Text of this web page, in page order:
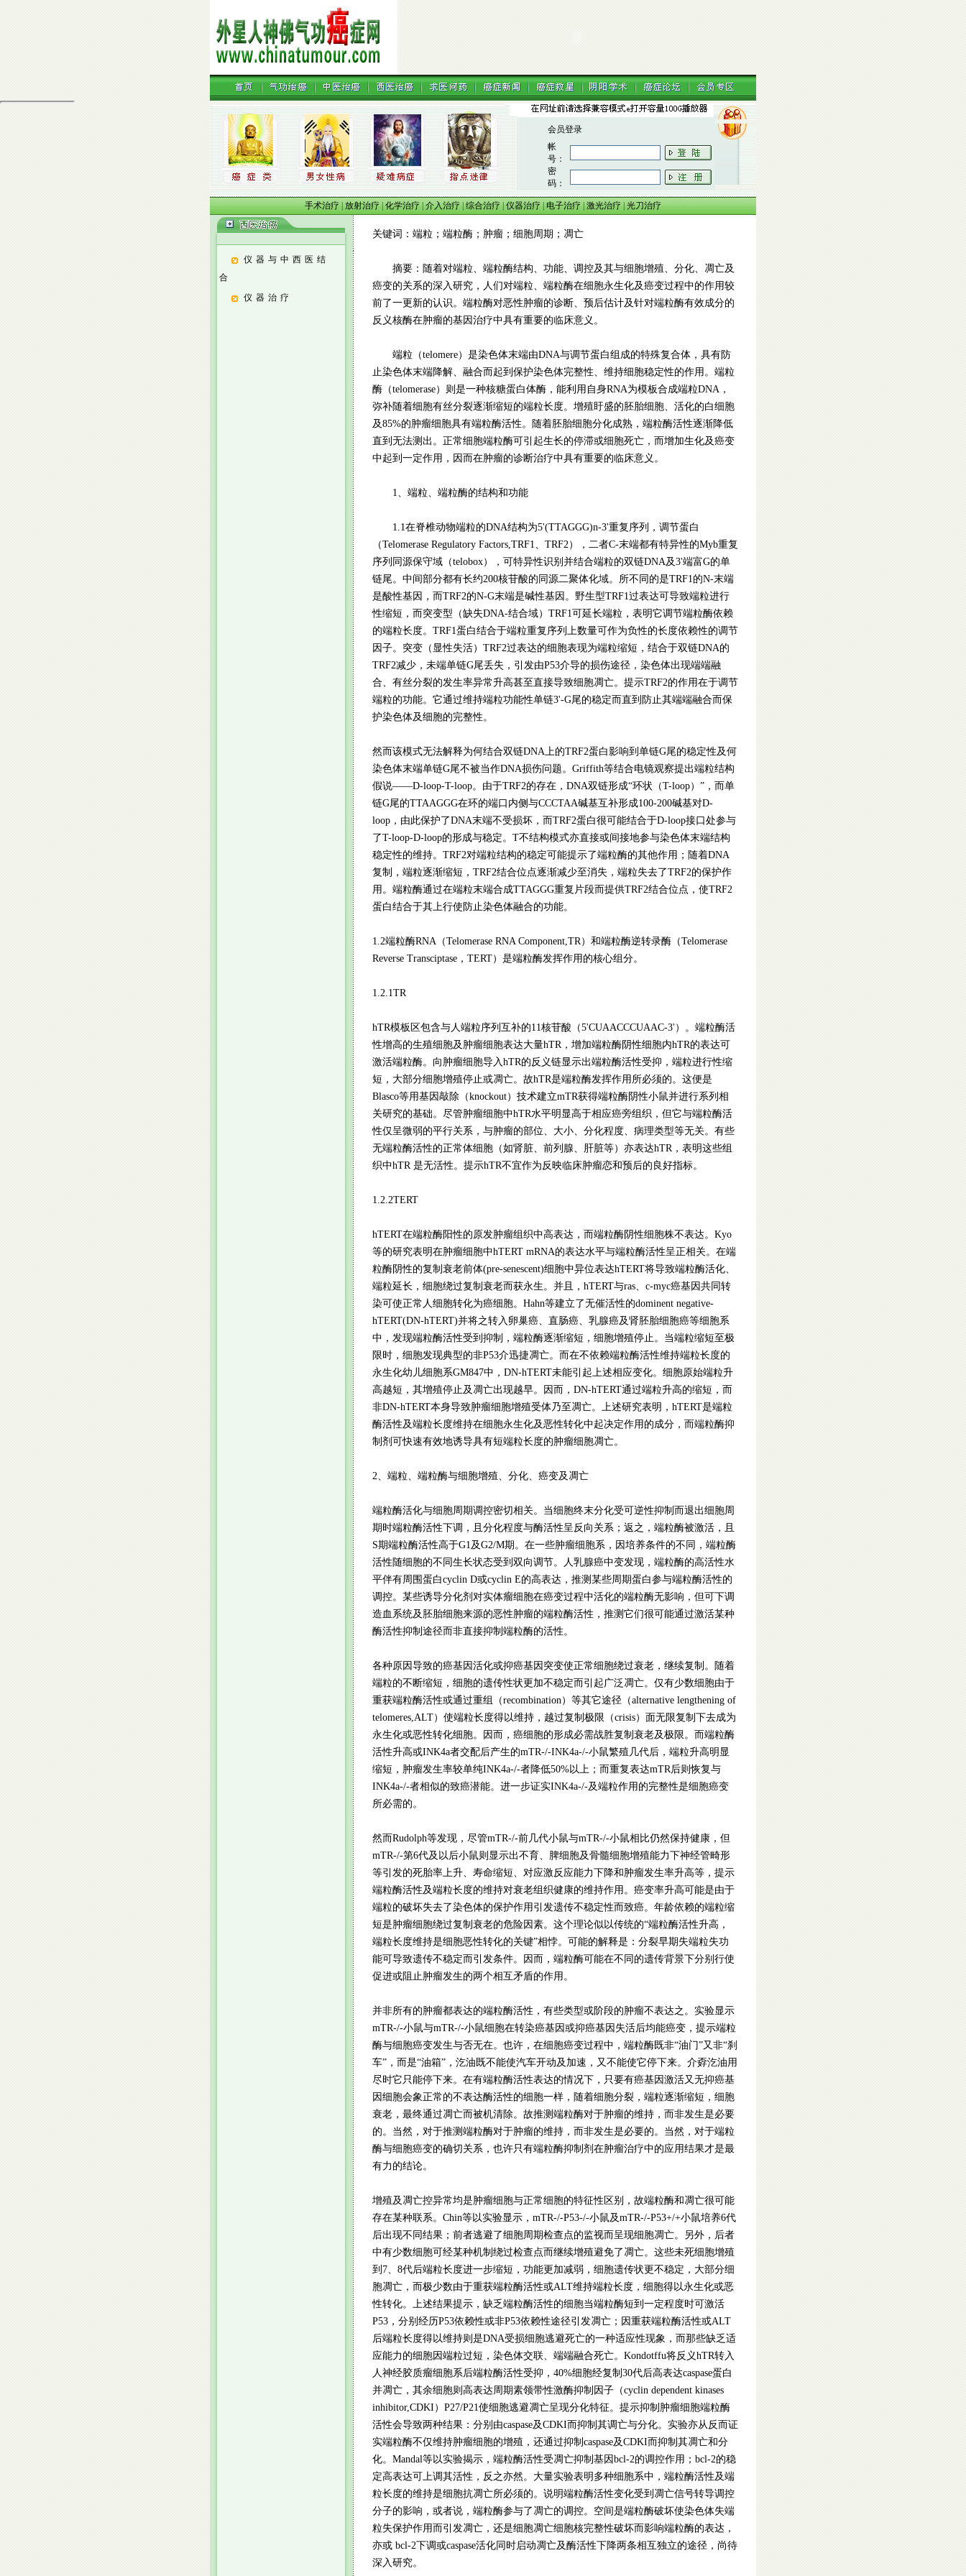
手术治疗|放射治疗|化学治疗|介入治疗|综合治疗|仪器治疗|电子治疗|激光治疗|光刀治疗
仪器与中西医结
合
仪器治疗
关键词：端粒；端粒酶；肿瘤；细胞周期；凋亡
摘要：随着对端粒、端粒酶结构、功能、调控及其与细胞增殖、分化、凋亡及
癌变的关系的深入研究，人们对端粒、端粒酶在细胞永生化及癌变过程中的作用较
前了一更新的认识。端粒酶对恶性肿瘤的诊断、预后估计及针对端粒酶有效成分的
反义核酶在肿瘤的基因治疗中具有重要的临床意义。
端粒（telomere）是染色体末端由DNA与调节蛋白组成的特殊复合体，具有防
止染色体末端降解、融合而起到保护染色体完整性、维持细胞稳定性的作用。端粒
酶（telomerase）则是一种核糖蛋白体酶，能利用自身RNA为模板合成端粒DNA，
弥补随着细胞有丝分裂逐渐缩短的端粒长度。增殖盱盛的胚胎细胞、活化的白细胞
及85%的肿瘤细胞具有端粒酶活性。随着胚胎细胞分化成熟，端粒酶活性逐渐降低
直到无法测出。正常细胞端粒酶可引起生长的停滞或细胞死亡，而增加生化及癌变
中起到一定作用，因而在肿瘤的诊断治疗中具有重要的临床意义。
1、端粒、端粒酶的结构和功能
1.1在脊椎动物端粒的DNA结构为5'(TTAGGG)n-3'重复序列，调节蛋白
（Telomerase Regulatory Factors,TRF1、TRF2），二者C-末端都有特异性的Myb重复
序列同源保守域（telobox），可特异性识别并结合端粒的双链DNA及3'端富G的单
链尾。中间部分都有长约200核苷酸的同源二聚体化域。所不同的是TRF1的N-末端
是酸性基因，而TRF2的N-G末端是碱性基因。野生型TRF1过表达可导致端粒进行
性缩短，而突变型（缺失DNA-结合域）TRF1可延长端粒，表明它调节端粒酶依赖
的端粒长度。TRF1蛋白结合于端粒重复序列上数量可作为负性的长度依赖性的调节
因子。突变（显性失活）TRF2过表达的细胞表现为端粒缩短，结合于双链DNA的
TRF2减少，未端单链G尾丢失，引发由P53介导的损伤途径，染色体出现端端融
合、有丝分裂的发生率异常升高甚至直接导致细胞凋亡。提示TRF2的作用在于调节
端粒的功能。它通过维持端粒功能性单链3'-G尾的稳定而直到防止其端端融合而保
护染色体及细胞的完整性。
然而该模式无法解释为何结合双链DNA上的TRF2蛋白影响到单链G尾的稳定性及何
染色体末端单链G尾不被当作DNA损伤问题。Griffith等结合电镜观察提出端粒结构
假说——D-loop-T-loop。由于TRF2的存在，DNA双链形成“环状（T-loop）”，而单
链G尾的TTAAGGG在环的端口内侧与CCCTAA碱基互补形成100-200碱基对D-
loop，由此保护了DNA末端不受损坏，而TRF2蛋白很可能结合于D-loop接口处参与
了T-loop-D-loop的形成与稳定。T不结构模式亦直接或间接地参与染色体末端结构
稳定性的维持。TRF2对端粒结构的稳定可能提示了端粒酶的其他作用；随着DNA
复制，端粒逐渐缩短，TRF2结合位点逐渐减少至消失，端粒失去了TRF2的保护作
用。端粒酶通过在端粒末端合成TTAGGG重复片段而提供TRF2结合位点，使TRF2
蛋白结合于其上行使防止染色体融合的功能。
1.2端粒酶RNA（Telomerase RNA Component,TR）和端粒酶逆转录酶（Telomerase
Reverse Transciptase，TERT）是端粒酶发挥作用的核心组分。
1.2.1TR
hTR模板区包含与人端粒序列互补的11核苷酸（5'CUAACCCUAAC-3'）。端粒酶活
性增高的生殖细胞及肿瘤细胞表达大量hTR，增加端粒酶阴性细胞内hTR的表达可
激活端粒酶。向肿瘤细胞导入hTR的反义链显示出端粒酶活性受抑，端粒进行性缩
短，大部分细胞增殖停止或凋亡。故hTR是端粒酶发挥作用所必须的。这便是
Blasco等用基因敲除（knockout）技术建立mTR获得端粒酶阴性小鼠并进行系列相
关研究的基础。尽管肿瘤细胞中hTR水平明显高于相应癌旁组织，但它与端粒酶活
性仅呈微弱的平行关系，与肿瘤的部位、大小、分化程度、病理类型等无关。有些
无端粒酶活性的正常体细胞（如肾脏、前列腺、肝脏等）亦表达hTR，表明这些组
织中hTR 是无活性。提示hTR不宜作为反映临床肿瘤恋和预后的良好指标。
1.2.2TERT
hTERT在端粒酶阳性的原发肿瘤组织中高表达，而端粒酶阴性细胞株不表达。Kyo
等的研究表明在肿瘤细胞中hTERT mRNA的表达水平与端粒酶活性呈正相关。在端
粒酶阴性的复制衰老前体(pre-senescent)细胞中异位表达hTERT将导致端粒酶活化、
端粒延长，细胞绕过复制衰老而获永生。并且，hTERT与ras、c-myc癌基因共同转
染可使正常人细胞转化为癌细胞。Hahn等建立了无催活性的dominent negative-
hTERT(DN-hTERT)并将之转入卵巢癌、直肠癌、乳腺癌及肾胚胎细胞癌等细胞系
中，发现端粒酶活性受到抑制，端粒酶逐渐缩短，细胞增殖停止。当端粒缩短至极
限时，细胞发现典型的非P53介迅捷凋亡。而在不依赖端粒酶活性维持端粒长度的
永生化幼儿细胞系GM847中，DN-hTERT未能引起上述相应变化。细胞原始端粒升
高越短，其增殖停止及凋亡出现越早。因而，DN-hTERT通过端粒升高的缩短，而
非DN-hTERT本身导致肿瘤细胞增殖受体乃至凋亡。上述研究表明，hTERT是端粒
酶活性及端粒长度维持在细胞永生化及恶性转化中起决定作用的成分，而端粒酶抑
制剂可快速有效地诱导具有短端粒长度的肿瘤细胞凋亡。
2、端粒、端粒酶与细胞增殖、分化、癌变及凋亡
端粒酶活化与细胞周期调控密切相关。当细胞终末分化受可逆性抑制而退出细胞周
期时端粒酶活性下调，且分化程度与酶活性呈反向关系；返之，端粒酶被激活，且
S期端粒酶活性高于G1及G2/M期。在一些肿瘤细胞系，因培养条件的不同，端粒酶
活性随细胞的不同生长状态受到双向调节。人乳腺癌中变发现，端粒酶的高活性水
平伴有周围蛋白cyclin D或cyclin E的高表达，推测某些周期蛋白参与端粒酶活性的
调控。某些诱导分化剂对实体瘤细胞在癌变过程中活化的端粒酶无影响，但可下调
造血系统及胚胎细胞来源的恶性肿瘤的端粒酶活性，推测它们很可能通过激活某种
酶活性抑制途径而非直接抑制端粒酶的活性。
各种原因导致的癌基因活化或抑癌基因突变使正常细胞绕过衰老，继续复制。随着
端粒的不断缩短，细胞的遗传性状更加不稳定而引起广泛凋亡。仅有少数细胞由于
重获端粒酶活性或通过重组（recombination）等其它途径（alternative lengthening of
telomeres,ALT）使端粒长度得以维持，越过复制极限（crisis）面无限复制下去成为
永生化或恶性转化细胞。因而，癌细胞的形成必需战胜复制衰老及极限。而端粒酶
活性升高或INK4a者交配后产生的mTR-/-INK4a-/-小鼠繁殖几代后，端粒升高明显
缩短，肿瘤发生率较单纯INK4a-/-者降低50%以上；而重复表达mTR后则恢复与
INK4a-/-者相似的致癌潜能。进一步证实INK4a-/-及端粒作用的完整性是细胞癌变
所必需的。
然而Rudolph等发现，尽管mTR-/-前几代小鼠与mTR-/-小鼠相比仍然保持健康，但
mTR-/-第6代及以后小鼠则显示出不育、脾细胞及骨髓细胞增殖能力下神经管畸形
等引发的死胎率上升、寿命缩短、对应激反应能力下降和肿瘤发生率升高等，提示
端粒酶活性及端粒长度的维持对衰老组织健康的维持作用。癌变率升高可能是由于
端粒的破坏失去了染色体的保护作用引发遗传不稳定性而致癌。年龄依赖的端粒缩
短是肿瘤细胞绕过复制衰老的危险因素。这个理论似以传统的“端粒酶活性升高，
端粒长度维持是细胞恶性转化的关键”相悖。可能的解释是：分裂早期失端粒失功
能可导致遗传不稳定而引发条件。因而，端粒酶可能在不同的遗传背景下分别行使
促进或阻止肿瘤发生的两个相互矛盾的作用。
并非所有的肿瘤都表达的端粒酶活性，有些类型或阶段的肿瘤不表达之。实验显示
mTR-/-小鼠与mTR-/-小鼠细胞在转染癌基因或抑癌基因失活后均能癌变，提示端粒
酶与细胞癌变发生与否无在。也许，在细胞癌变过程中，端粒酶既非“油门”又非“刹
车”，而是“油箱”，汔油既不能使汽车开动及加速，又不能使它停下来。介孬汔油用
尽时它只能停下来。在有端粒酶活性表达的情况下，只要有癌基因激活又无抑癌基
因细胞会象正常的不表达酶活性的细胞一样，随着细胞分裂，端粒逐渐缩短，细胞
衰老，最终通过凋亡而被机清除。故推测端粒酶对于肿瘤的维持，而非发生是必要
的。当然，对于推测端粒酶对于肿瘤的维持，而非发生是必要的。当然，对于端粒
酶与细胞癌变的确切关系，也许只有端粒酶抑制剂在肿瘤治疗中的应用结果才是最
有力的结论。
增殖及凋亡控异常均是肿瘤细胞与正常细胞的特征性区别，故端粒酶和凋亡很可能
存在某种联系。Chin等以实验显示，mTR-/-P53-/-小鼠及mTR-/-P53+/+小鼠培养6代
后出现不同结果；前者逃避了细胞周期检查点的监视而呈现细胞凋亡。另外，后者
中有少数细胞可经某种机制绕过检查点而继续增殖避免了凋亡。这些未死细胞增殖
到7、8代后端粒长度进一步缩短，功能更加减弱，细胞遗传状更不稳定，大部分细
胞凋亡，而极少数由于重获端粒酶活性或ALT维持端粒长度，细胞得以永生化或恶
性转化。上述结果提示，缺乏端粒酶活性的细胞当端粒酶短到一定程度时可激活
P53，分别经历P53依赖性或非P53依赖性途径引发凋亡；因重获端粒酶活性或ALT
后端粒长度得以维持则是DNA受损细胞逃避死亡的一种适应性现象，而那些缺乏适
应能力的细胞因端粒过短，染色体交联、端端融合死亡。Kondotffu将反义hTR转入
人神经胶质瘤细胞系后端粒酶活性受抑，40%细胞经复制30代后高表达caspase蛋白
并凋亡，其余细胞则高表达周期素领带性激酶抑制因子（cyclin dependent kinases
inhibitor,CDKI）P27/P21使细胞逃避凋亡呈现分化特征。提示抑制肿瘤细胞端粒酶
活性会导致两种结果：分别由caspase及CDKI而抑制其调亡与分化。实验亦从反而证
实端粒酶不仅维持肿瘤细胞的增殖，还通过抑制caspase及CDKI而抑制其凋亡和分
化。Mandal等以实验揭示，端粒酶活性受凋亡抑制基因bcl-2的调控作用；bcl-2的稳
定高表达可上调其活性，反之亦然。大量实验表明多种细胞系中，端粒酶活性及端
粒长度的维持是细胞抗凋亡所必须的。说明端粒酶活性变化受到凋亡信号转导调控
分子的影响，或者说，端粒酶参与了凋亡的调控。空间是端粒酶破坏使染色体失端
粒失保护作用而引发凋亡，还是细胞凋亡细胞核完整性破坏而影响端粒酶的表达，
亦或 bcl-2下调或caspase活化同时启动凋亡及酶活性下降两条相互独立的途径，尚待
深入研究。